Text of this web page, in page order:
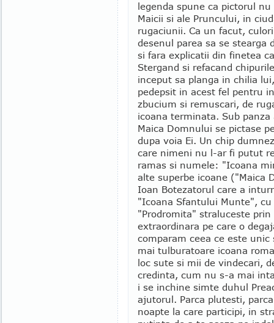
legenda spune ca pictorul
Maicii si ale Pruncului, in
rugaciunii. Ca un facut,
desenul parea sa se stearga
si fara explicatii din finetea
Stergand si refacand
inceput sa planga in chilia
pedepsit in acest fel pentru
zbucium si remuscari, de
icoana terminata. Sub
Maica Domnului se pictase
dupa voia Ei. Un chip
care nimeni nu l-ar fi putut
ramas si numele: "Icoana
alte superbe icoane ("Maica
Ioan Botezatorul care a
"Icoana Sfantului Munte",
"Prodromita" straluceste
extraordinara pe care o
comparam ceea ce este
mai tulburatoare icoana
loc sute si mii de vindecari,
credinta, cum nu s-a mai
i se inchine simte duhul
ajutorul. Parca plutesti,
noapte la care participi, in